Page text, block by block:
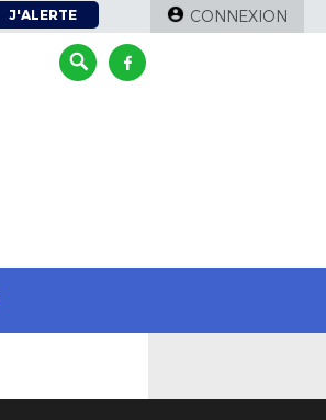
J'ALERTE CONNEXION